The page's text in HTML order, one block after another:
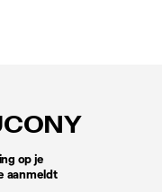
op je
aanmeldt